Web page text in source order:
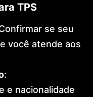
TPS
se seu
você atende aos
:
e nacionalidade